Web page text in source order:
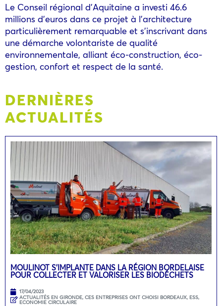
Le Conseil régional d’Aquitaine a investi 46.6
millions d’euros dans ce projet à l’architecture
particulièrement remarquable et s’inscrivant dans
une démarche volontariste de qualité
environnementale, alliant éco-construction, éco-
gestion, confort et respect de la santé.
DERNIÈRES
ACTUALITÉS
MOULINOT S’IMPLANTE DANS LA RÉGION BORDELAISE
POUR COLLECTER ET VALORISER LES BIODÉCHETS
17/04/2023
ACTUALITÉS EN GIRONDE, CES ENTREPRISES ONT CHOISI BORDEAUX, ESS,
ECONOMIE CIRCULAIRE